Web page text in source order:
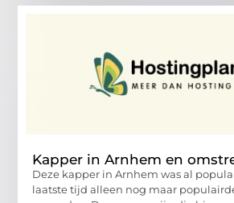
Kapper in Arnhem en
Deze kapper in Arnhem was al
laatste tijd alleen nog maar